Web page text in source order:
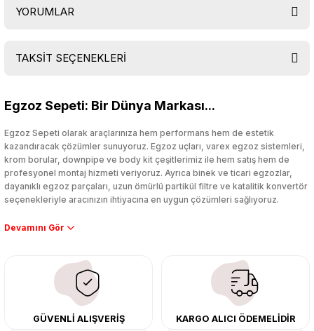
YORUMLAR
TAKSİT SEÇENEKLERİ
Egzoz Sepeti: Bir Dünya Markası...
Egzoz Sepeti olarak araçlarınıza hem performans hem de estetik
kazandıracak çözümler sunuyoruz. Egzoz uçları, varex egzoz sistemleri,
krom borular, downpipe ve body kit çeşitlerimiz ile hem satış hem de
profesyonel montaj hizmeti veriyoruz. Ayrıca binek ve ticari egzozlar,
dayanıklı egzoz parçaları, uzun ömürlü partikül filtre ve katalitik konvertör
seçenekleriyle aracınızın ihtiyacına en uygun çözümleri sağlıyoruz.
Performans artışı isteyen sürücüler için özel performans egzozları ve
çıkma orijinal ürünler ile yenileyebilir, body kit uygulamalarıyla aracınızın
tasarımını ve aerodinamisini üst seviyeye taşıyabilirsiniz.
Tüm ürünlerimiz orijinal, dayanıklı ve uzun ömürlüdür. İstanbul’daki montaj
merkezimizde profesyonel montaj yapıyor, Türkiye’nin her yerine güvenli
GÜVENLİ ALIŞVERİŞ KARGO ALICI ÖDEMELİDİR